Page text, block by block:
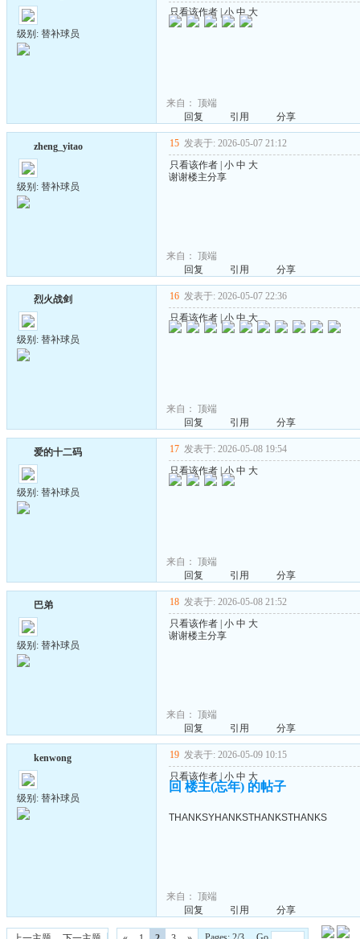
级别: 替补球员
只看该作者 |小 中 大
来自： 顶端
回复
引用 分享
zheng_yitao
级别: 替补球员
15 发表于: 2026-05-07 21:12
只看该作者 小 中 大
谢谢楼主分享
来自： 顶端
回复
引用 分享
烈火战剑
级别: 替补球员
16 发表于: 2026-05-07 22:36
只看该作者 |小 中 大
来自： 顶端
回复
引用 分享
爱的十二码
级别: 替补球员
17 发表于: 2026-05-08 19:54
只看该作者 |小 中 大
来自： 顶端
回复
引用 分享
巴弟
级别: 替补球员
18 发表于: 2026-05-08 21:52
只看该作者 小 中 大
谢谢楼主分享
来自： 顶端
回复
引用 分享
kenwong
级别: 替补球员
19 发表于: 2026-05-09 10:15
只看该作者| 小 中 大
回 楼主(忘年) 的帖子
THANKSYHANKSTHANKSTHANKS
来自： 顶端
回复
引用 分享